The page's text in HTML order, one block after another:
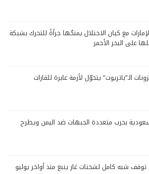
مع كيان الاحتلال يمنحُها جرأةً للتحرك بشبكة
على البحر الأحمر
الـ”باتريوت” يتحوّل لأزمة عابرة للقارات
بحرب متعددة الجبهات ضد اليمن ويطرح
شبه كامل لشحنات غاز ينبع منذ أواخر يوليو